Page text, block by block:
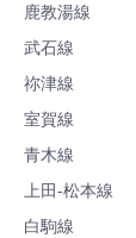
鹿教湯線
武石線
祢津線
室賀線
青木線
上田-松本線
白駒線